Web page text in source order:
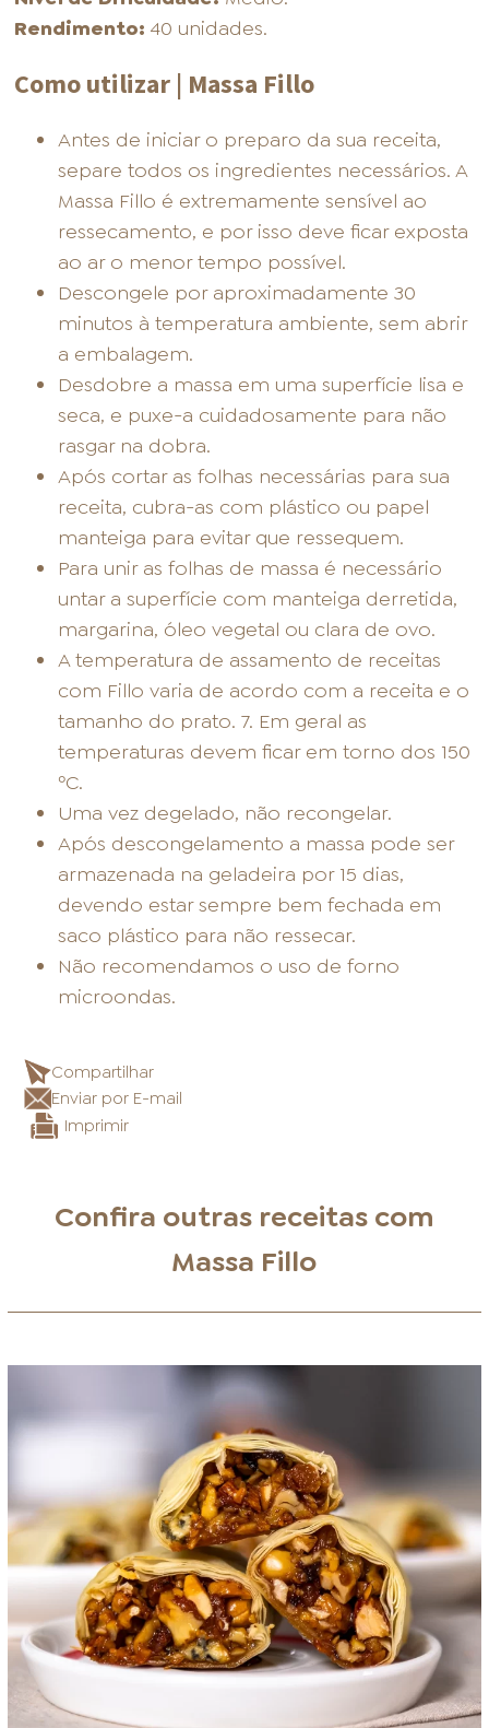
Rendimento: 40 unidades.
Como utilizar | Massa Fillo
Antes de iniciar o preparo da sua receita,
separe todos os ingredientes necessários. A
Massa Fillo é extremamente sensível ao
ressecamento, e por isso deve ficar exposta
ao ar o menor tempo possível.
Descongele por aproximadamente 30
minutos à temperatura ambiente, sem abrir
a embalagem.
Desdobre a massa em uma superfície lisa e
seca, e puxe-a cuidadosamente para não
rasgar na dobra.
Após cortar as folhas necessárias para sua
receita, cubra-as com plástico ou papel
manteiga para evitar que ressequem.
Para unir as folhas de massa é necessário
untar a superfície com manteiga derretida,
margarina, óleo vegetal ou clara de ovo.
A temperatura de assamento de receitas
com Fillo varia de acordo com a receita e o
tamanho do prato. 7. Em geral as
temperaturas devem ficar em torno dos 150
ºC.
Uma vez degelado, não recongelar.
Após descongelamento a massa pode ser
armazenada na geladeira por 15 dias,
devendo estar sempre bem fechada em
saco plástico para não ressecar.
Não recomendamos o uso de forno
microondas.
Compartilhar
Enviar por E-mail
Imprimir
Confira outras receitas com
Massa Fillo